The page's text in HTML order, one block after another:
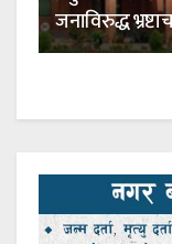
जनाविरुद्ध